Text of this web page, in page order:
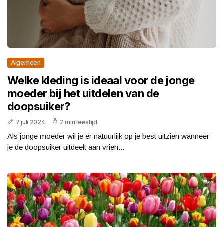
Algemeen
Welke kleding is ideaal voor de jonge
moeder bij het uitdelen van de
doopsuiker?
7 juli 2024 2 min leestijd
Als jonge moeder wil je er natuurlijk op je best uitzien wanneer
je de doopsuiker uitdeelt aan vrien...